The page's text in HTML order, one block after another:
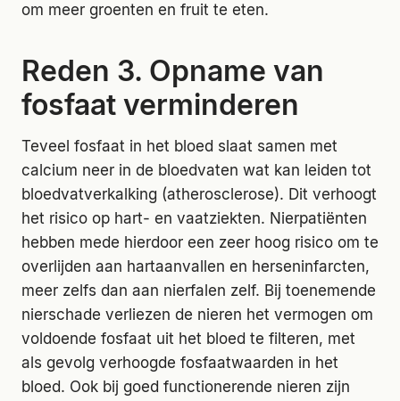
om meer groenten en fruit te eten.
Reden 3. Opname van
fosfaat verminderen
Teveel fosfaat in het bloed slaat samen met
calcium neer in de bloedvaten wat kan leiden tot
bloedvatverkalking (atherosclerose). Dit verhoogt
het risico op hart- en vaatziekten. Nierpatiënten
hebben mede hierdoor een zeer hoog risico om te
overlijden aan hartaanvallen en herseninfarcten,
meer zelfs dan aan nierfalen zelf. Bij toenemende
nierschade verliezen de nieren het vermogen om
voldoende fosfaat uit het bloed te filteren, met
als gevolg verhoogde fosfaatwaarden in het
bloed. Ook bij goed functionerende nieren zijn